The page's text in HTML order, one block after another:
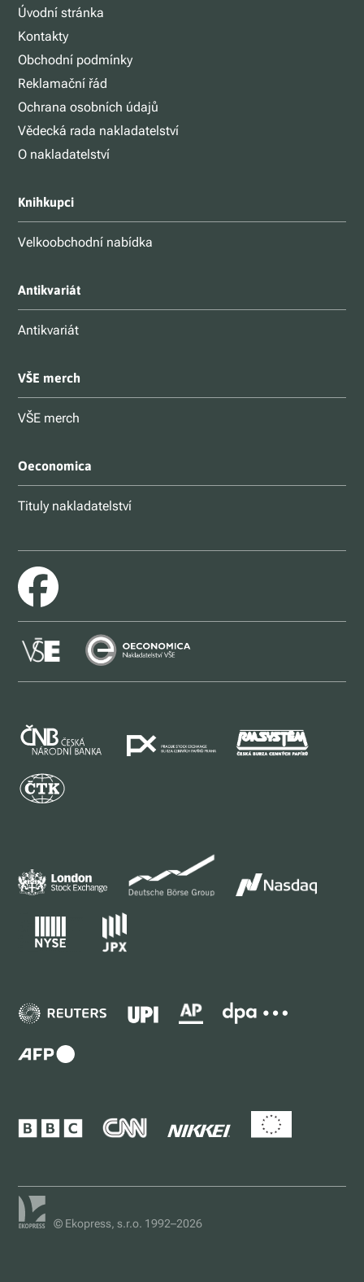
Úvodní stránka
Kontakty
Obchodní podmínky
Reklamační řád
Ochrana osobních údajů
Vědecká rada nakladatelství
O nakladatelství
Knihkupci
Velkoobchodní nabídka
Antikvariát
Antikvariát
VŠE merch
VŠE merch
Oeconomica
Tituly nakladatelství
© Ekopress, s.r.o. 1992–2026